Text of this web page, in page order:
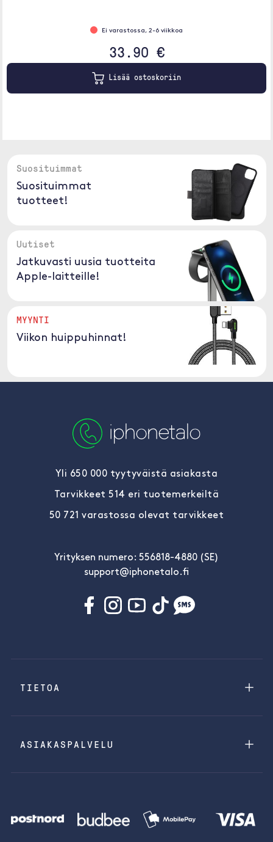
Ei varastossa, 2-6 viikkoa
33.90 €
Lisää ostoskoriin
Suosituimmat
Suosituimmat
tuotteet!
Uutiset
Jatkuvasti uusia tuotteita
Apple-laitteille!
MYYNTI
Viikon huippuhinnat!
Yli 650 000 tyytyväistä asiakasta
Tarvikkeet 514 eri tuotemerkeiltä
50 721 varastossa olevat tarvikkeet
Yrityksen numero: 556818-4880 (SE)
support@iphonetalo.fi
TIETOA
ASIAKASPALVELU